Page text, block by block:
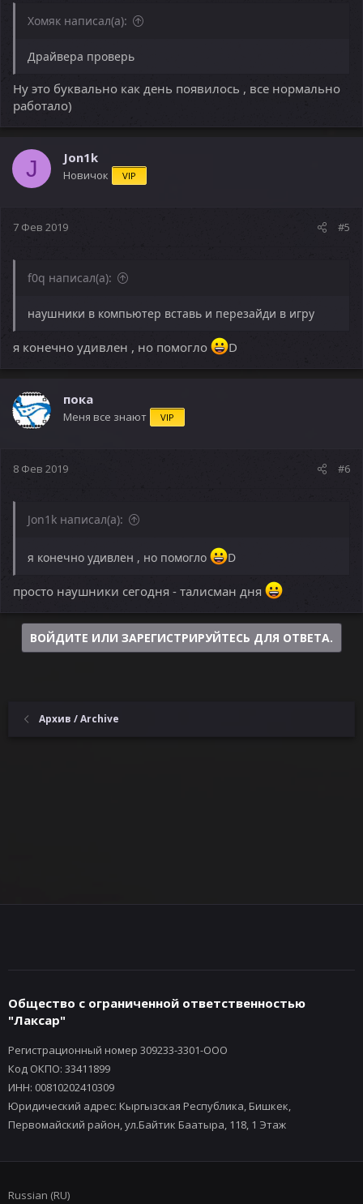
Хомяк написал(а):
Драйвера проверь
Ну это буквально как день появилось , все нормально
работало)
J Jon1k
Новичок VIP
7 Фев 2019 #5
f0q написал(а):
наушники в компьютер вставь и перезайди в игру
я конечно удивлен , но помогло D
пока
Меня все знают VIP
8 Фев 2019 #6
Jon1k написал(а):
я конечно удивлен , но помогло D
просто наушники сегодня - талисман дня
ВОЙДИТЕ ИЛИ ЗАРЕГИСТРИРУЙТЕСЬ ДЛЯ ОТВЕТА.
Архив / Archive
Общество с ограниченной ответственностью
"Лаксар"
Регистрационный номер 309233-3301-ООО
Код ОКПО: 33411899
ИНН: 00810202410309
Юридический адрес: Кыргызская Республика, Бишкек,
Первомайский район, ул.Байтик Баатыра, 118, 1 Этаж
Russian (RU)